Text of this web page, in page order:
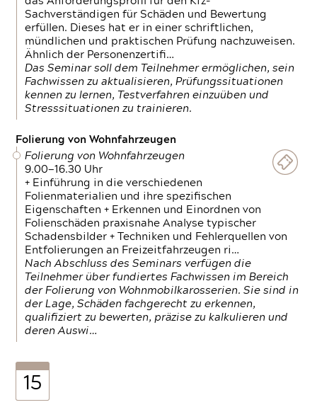
Sachverständigen für Schäden und Bewertung
erfüllen. Dieses hat er in einer schriftlichen,
mündlichen und praktischen Prüfung nachzuweisen.
Ähnlich der Personenzertifi…
Das Seminar soll dem Teilnehmer ermöglichen, sein
Fachwissen zu aktualisieren, Prüfungssituationen
kennen zu lernen, Testverfahren einzuüben und
Stresssituationen zu trainieren.
Folierung von Wohnfahrzeugen
Folierung von Wohnfahrzeugen
9.00—16.30 Uhr
+ Einführung in die verschiedenen
Folienmaterialien und ihre spezifischen
Eigenschaften + Erkennen und Einordnen von
Folienschäden praxisnahe Analyse typischer
Schadensbilder + Techniken und Fehlerquellen von
Entfolierungen an Freizeitfahrzeugen ri…
Nach Abschluss des Seminars verfügen die
Teilnehmer über fundiertes Fachwissen im Bereich
der Folierung von Wohnmobilkarosserien. Sie sind in
der Lage, Schäden fachgerecht zu erkennen,
qualifiziert zu bewerten, präzise zu kalkulieren und
deren Auswi…
15